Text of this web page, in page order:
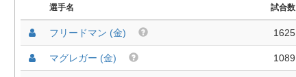
選手名 試合数
フリードマン (金) 1625
マグレガー (金) 1089